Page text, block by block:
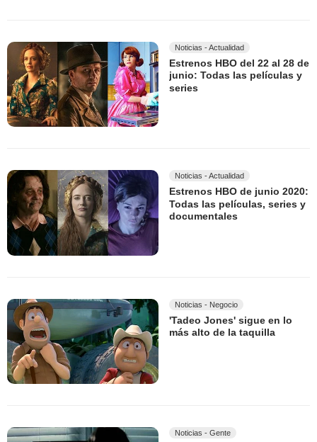
Noticias - Actualidad
Estrenos HBO del 22 al 28 de
junio: Todas las películas y
series
Noticias - Actualidad
Estrenos HBO de junio 2020:
Todas las películas, series y
documentales
Noticias - Negocio
'Tadeo Jones' sigue en lo
más alto de la taquilla
Noticias - Gente